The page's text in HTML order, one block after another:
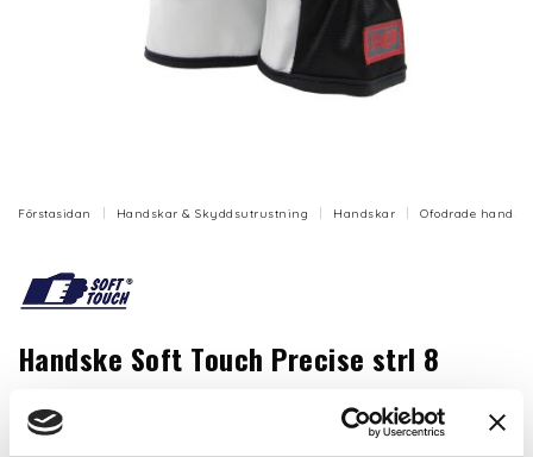
Förstasidan Handskar & Skyddsutrustning Handskar Ofodrade
Handske Soft Touch Precise strl 8
getnarvläder med svart nylon på ovanhand.